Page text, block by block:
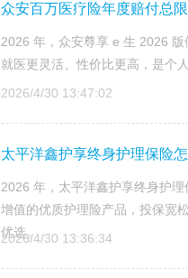
众安百万医疗险年度赔付总
2026 年，众安尊享 e 生 2026
就医更灵活、性价比更高，是个
2026/4/30 13:47:02
太平洋鑫护享终身护理保险
2026 年，太平洋鑫护享终身护
增值的优质护理险产品，投保宽
优选。
2026/4/30 13:36:34